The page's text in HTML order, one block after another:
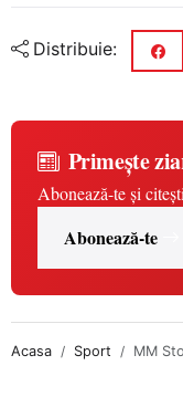
Distribuie:
Primește
Abonează-te și
Abonează-te
Acasa Sport MM